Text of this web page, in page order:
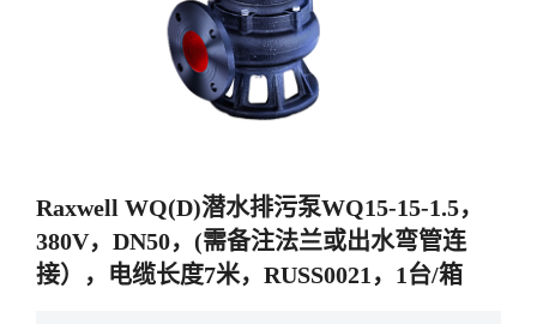
Raxwell WQ(D)潜水排污泵WQ15-15-1.5，
380V，DN50，(需备注法兰或出水弯管连
接），电缆长度7米，RUSS0021，1台/箱